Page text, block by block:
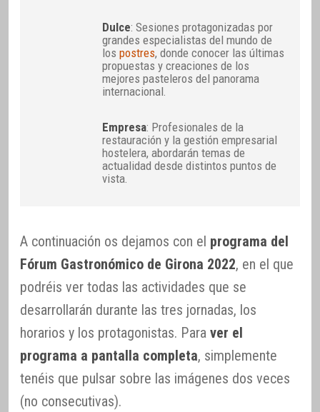
Dulce: Sesiones protagonizadas por
grandes especialistas del mundo de
lospostres, donde conocer las últimas
propuestas y creaciones de los
mejores pasteleros del panorama
internacional.
Empresa: Profesionales de la
restauración y la gestión empresarial
hostelera, abordarán temas de
actualidad desde distintos puntos de
vista.
A continuación os dejamos con el programa del
Fórum Gastronómico de Girona 2022, en el que
podréis ver todas las actividades que se
desarrollarán durante las tres jornadas, los
horarios y los protagonistas. Para ver el
programa a pantalla completa, simplemente
tenéis que pulsar sobre las imágenes dos veces
(no consecutivas).